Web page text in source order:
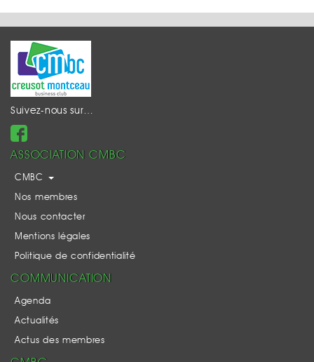
Suivez-nous sur…
ASSOCIATION CMBC
CMBC
Nos membres
Nous contacter
Mentions légales
Politique de confidentialité
COMMUNICATION
Agenda
Actualités
Actus des membres